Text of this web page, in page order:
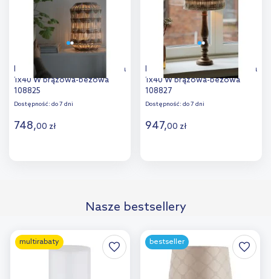
Markslöjd Ano lampa stołowa
1x40 W brązowa-beżowa
108825
Dostępność: do 7 dni
748,00 zł
porównania
Markslöjd Ano lampa stołowa
1x40 W brązowa-beżowa
108827
Dostępność: do 7 dni
947,00 zł
porównania
Nasze bestsellery
multirabaty bestseller